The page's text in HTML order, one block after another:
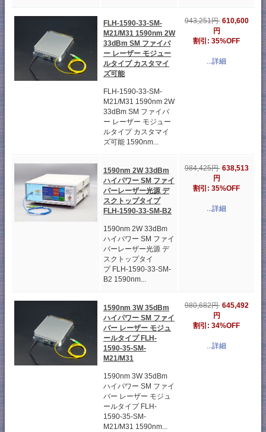
FLH-1590-33-SM-
M21/M31 1590nm 2W
33dBm SM ファイバ
ー レーザー モジュー
ルタイプ カスタマイ
ズ可能
FLH-1590-33-SM-
M21/M31 1590nm 2W
33dBm SM ファイバ
ー レーザー モジュー
ルタイプ カスタマイ
ズ可能 1590nm...
943,251円 610,600
円
割引: 35%OFF
...詳細
1590nm 2W 33dBm
ハイパワー SM ファイ
バーレーザー光源 デ
スクトップタイプ
FLH-1590-33-SM-B2
1590nm 2W 33dBm
ハイパワー SM ファイ
バーレーザー光源 デ
スクトップタイ
プ FLH-1590-33-SM-
B2 1590nm...
984,425円 638,513
円
割引: 35%OFF
...詳細
1590nm 3W 35dBm
ハイパワー SM ファイ
バー レーザー モジュ
ールタイプ FLH-
1590-35-SM-
M21/M31
1590nm 3W 35dBm
ハイパワー SM ファイ
バー レーザー モジュ
ールタイプ FLH-
1590-35-SM-
M21/M31 1590nm...
980,682円 645,492
円
割引: 34%OFF
...詳細